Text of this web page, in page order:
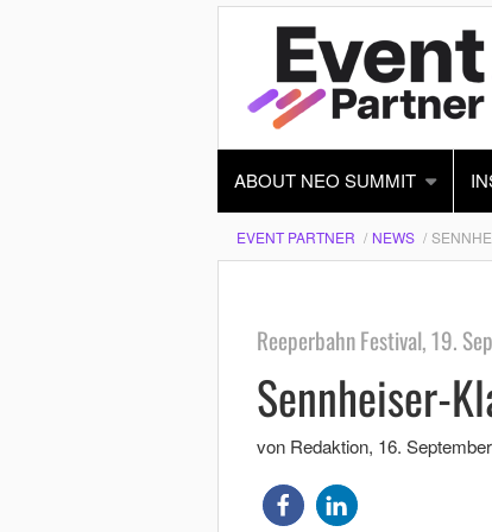
ABOUT NEO SUMMIT
EVENT PARTNER NEWS
Reeperbahn Festival, 19.
Sennheiser-
von Redaktion, 16.